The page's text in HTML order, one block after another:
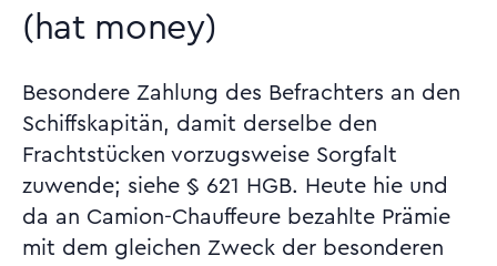
(hat money)
Besondere Zahlung des Befrachters an den
Schiffskapitän, damit derselbe den
Frachtstücken vorzugsweise Sorgfalt
zuwende; siehe § 621 HGB. Heute hie und
da an Camion-Chauffeure bezahlte Prämie
mit dem gleichen Zweck der besonderen